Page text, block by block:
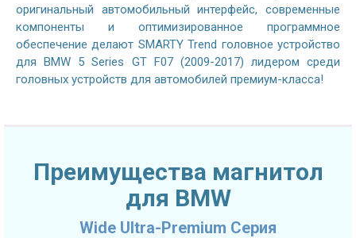
оригинальный автомобильный интерфейс, современные
компоненты и оптимизированное программное
обеспечение делают SMARTY Trend головное устройство
для BMW 5 Series GT F07 (2009-2017) лидером среди
головных устройств для автомобилей премиум-класса!
Преимущества магнитол
для BMW
Wide Ultra-Premium Серия